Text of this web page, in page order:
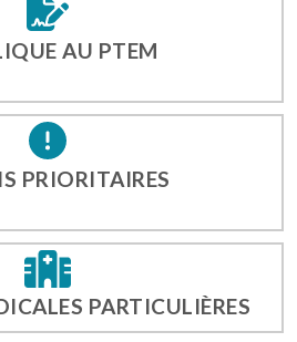
AU PTEM
PRIORITAIRES
PARTICULIÈRES